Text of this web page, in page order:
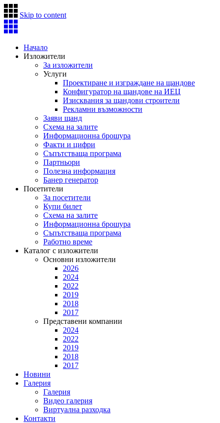
Skip to content
Начало
Изложители
За изложители
Услуги
Проектиране и изграждане на щандове
Конфигуратор на щандове на ИЕЦ
Изисквания за щандови строители
Рекламни възможности
Заяви щанд
Схема на залите
Информационна брошура
Факти и цифри
Съпътстваща програма
Партньори
Полезна информация
Банер генератор
Посетители
За посетители
Купи билет
Схема на залите
Информационна брошура
Съпътстваща програма
Работно време
Каталог с изложители
Основни изложители
2026
2024
2022
2019
2018
2017
Представени компании
2024
2022
2019
2018
2017
Новини
Галерия
Галерия
Видео галерия
Виртуална разходка
Контакти